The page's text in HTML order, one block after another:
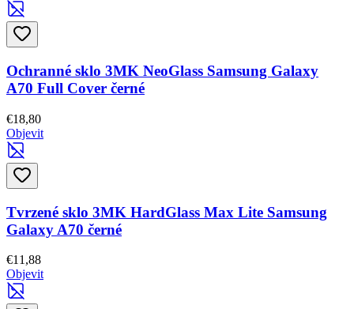
Ochranné sklo 3MK NeoGlass Samsung Galaxy
A70 Full Cover černé
€18,80
Objevit
Tvrzené sklo 3MK HardGlass Max Lite Samsung
Galaxy A70 černé
€11,88
Objevit